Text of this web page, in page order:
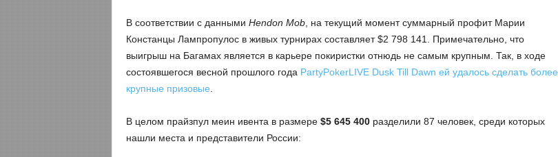
В соответствии с данными Hendon Mob, на текущий момент суммарный профит Марии
Констанцы Лампропулос в живых турнирах составляет $2 798 141. Примечательно, что
выигрыш на Багамах является в карьере покиристки отнюдь не самым крупным. Так, в ходе
состоявшегося весной прошлого года PartyPokerLIVE Dusk Till Dawn ей удалось сделать более
крупные призовые
В целом прайзпул меин ивента в размере $5 645 400разделили 87 человек, среди которых
нашли места и представители России: